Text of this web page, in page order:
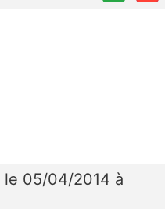
le 05/04/2014 à